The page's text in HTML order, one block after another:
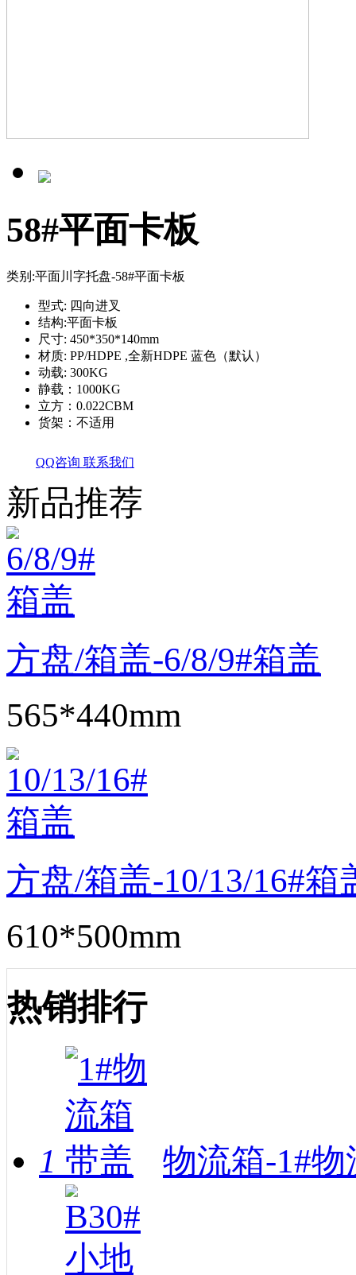
58#平面卡板
类别:平面川字托盘-58#平面卡板
型式: 四向进叉
结构:平面卡板
尺寸: 450*350*140mm
材质: PP/HDPE ,全新HDPE 蓝色（默认）
动载: 300KG
静载：1000KG
立方：0.022CBM
货架：不适用
QQ咨询 联系我们
新品推荐
方盘/箱盖-6/8/9#箱盖
565*440mm
方盘/箱盖-10/13/16#箱
610*500mm
热销排行
1 物流箱-1#